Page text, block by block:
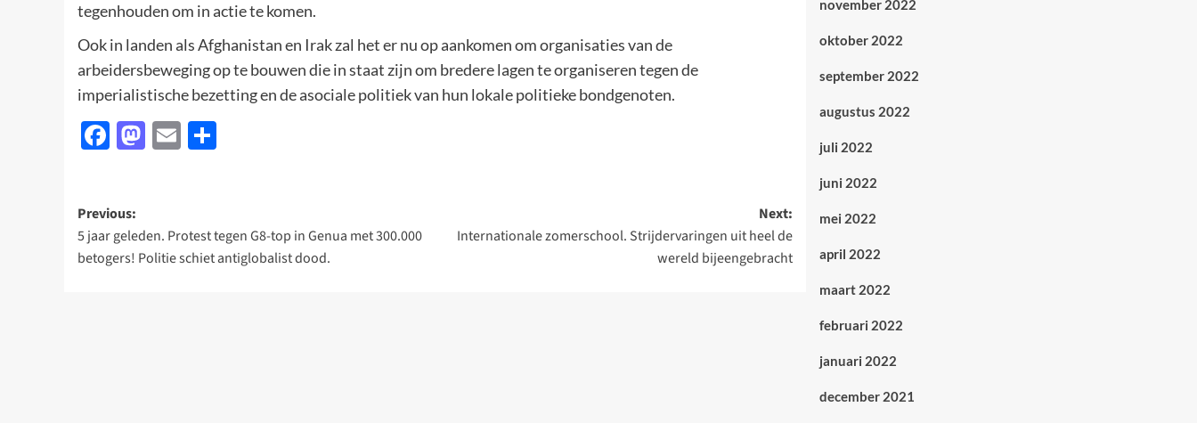
tegenhouden om in actie te komen.
Ook in landen als Afghanistan en Irak zal het er nu op aankomen om organisaties van de
arbeidersbeweging op te bouwen die in staat zijn om bredere lagen te organiseren tegen de
imperialistische bezetting en de asociale politiek van hun lokale politieke bondgenoten.
Facebook
Mastodon
Email
Post
navigation
Previous:
5 jaar geleden. Protest tegen G8-top in Genua met 300.000
betogers! Politie schiet antiglobalist dood.
Next:
Internationale zomerschool. Strijdervaringen uit heel de
wereld bijeengebracht
november 2022
oktober 2022
september 2022
augustus 2022
juli 2022
juni 2022
mei 2022
april 2022
maart 2022
februari 2022
januari 2022
december 2021